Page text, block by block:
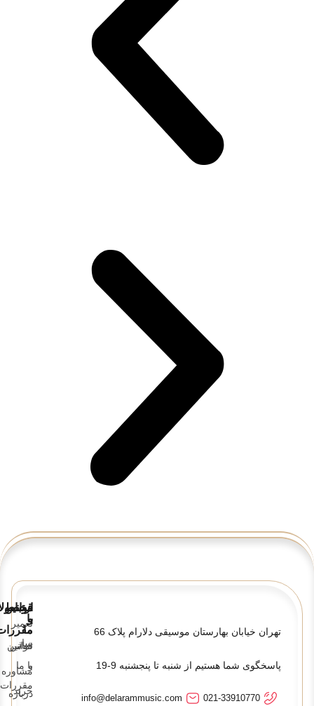
تهران خیابان بهارستان موسیقی دلارام پلاک 66
پاسخگوی شما هستیم از شنبه تا پنجشنبه 9-19
021-33910770
info@delarammusic.com
تعمیر
ساز
مشاوره
خرید
قوانین
و
قوانین
و
مقررات
ارتباط
با
ما
تماس
با ما
درباره